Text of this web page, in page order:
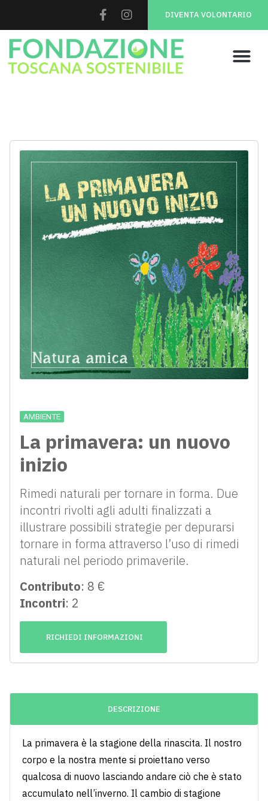
DIVENTA VOLONTARIO
AMBIENTE
La primavera: un nuovo
inizio
Rimedi naturali per tornare in forma. Due
incontri rivolti agli adulti finalizzati a
illustrare possibili strategie per depurarsi
tornare in forma attraverso l’uso di rimedi
naturali nel periodo primaverile.
Contributo: 8 €
Incontri: 2
RICHIEDI INFORMAZIONI
DESCRIZIONE
La primavera è la stagione della rinascita. Il nostro
corpo e la nostra mente si proiettano verso
qualcosa di nuovo lasciando andare ciò che è stato
accumulato nell’inverno. Il cambio di stagione